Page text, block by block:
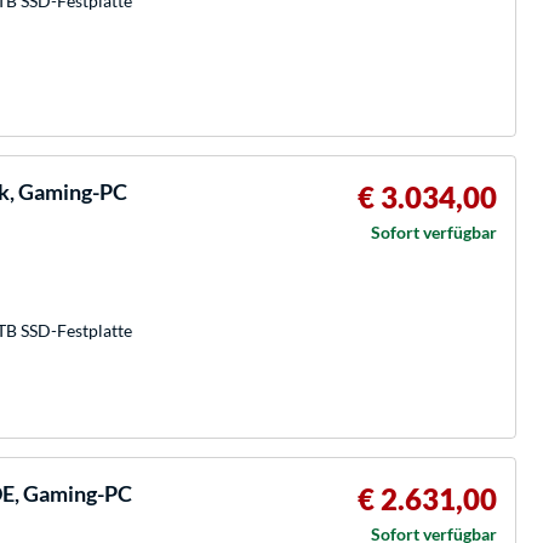
Gaming-PC
SSD-Festplatte
€ 3.034,00
Sofort verfügbar
Gaming-PC € 2.631,00
Sofort verfügbar